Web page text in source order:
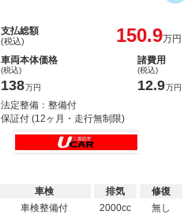
支払総額
(税込) 150.9万円
車両本体価格
(税込)
138万円
諸費用
(税込)
12.9万円
法定整備：整備付
保証付 (12ヶ月・走行無制限)
車検
車検整備付
排気
2000cc
修復
無し